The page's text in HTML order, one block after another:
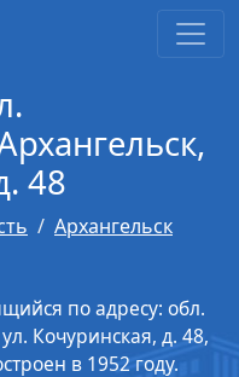
48
Архангельск
по адресу: обл.
Кочуринская, д. 48,
в 1952 году.